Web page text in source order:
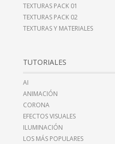
TEXTURAS PACK 01
TEXTURAS PACK 02
TEXTURAS Y MATERIALES
TUTORIALES
AI
ANIMACIÓN
CORONA
EFECTOS VISUALES
ILUMINACIÓN
LOS MÁS POPULARES